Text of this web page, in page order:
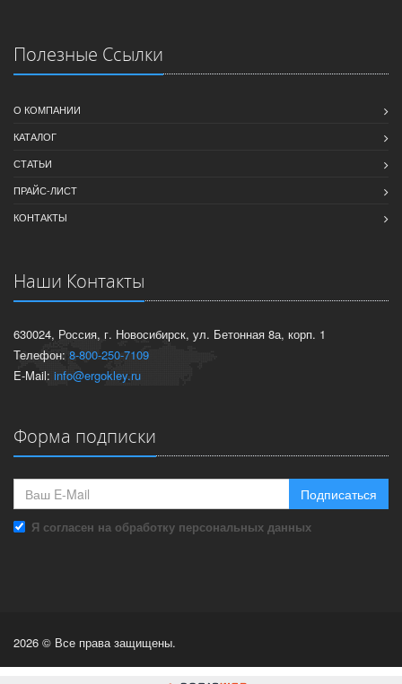
Полезные Ссылки
О КОМПАНИИ
КАТАЛОГ
СТАТЬИ
ПРАЙС-ЛИСТ
КОНТАКТЫ
Наши Контакты
630024, Россия, г. Новосибирск, ул. Бетонная 8а, корп. 1
Телефон: 8-800-250-7109
E-Mail: info@ergokley.ru
Форма подписки
Подписаться
Я согласен на обработку персональных данных
2026 © Все права защищены.